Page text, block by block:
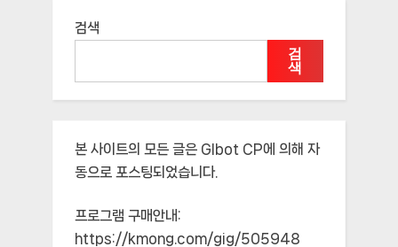
검색
검
색
본 사이트의 모든 글은 Glbot CP에 의해 자
동으로 포스팅되었습니다.
프로그램 구매안내:
https://kmong.com/gig/505948